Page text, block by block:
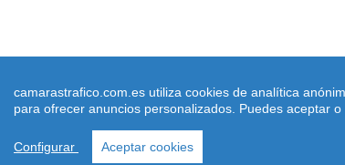
camarastrafico.com.es utiliza cookies de analítica
para ofrecer anuncios personalizados. Puedes aceptar
Configurar Aceptar cookies